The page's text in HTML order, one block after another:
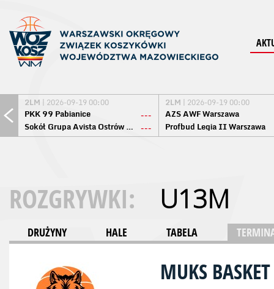
2LM | 2026-09-19 00:00
PKK 99 Pabianice
---
Sokół Grupa Avista Ostrów Maz. ---
2LM | 2026-09-19 00:00
AZS AWF Warszawa
Profbud Legia II Warszawa
ROZGRYWKI: U13M
DRUŻYNY HALE TABELA
MUKS